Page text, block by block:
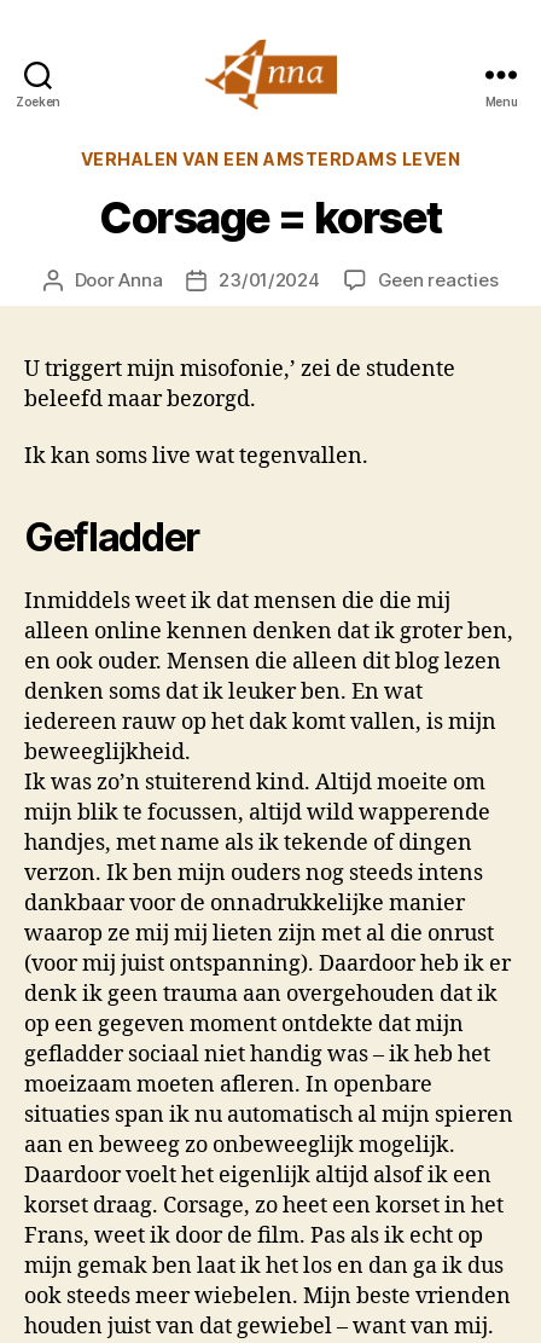
Zoeken
van
Menu
Categorieën
VERHALEN VAN EEN AMSTERDAMS LEVEN
Corsage = korset
Berichtauteur
DoorAnna Berichtdatum
23/01/2024 Geen reactiesop
U triggert mijn misofonie,’ zei de studente
beleefd maar bezorgd.
Ik kan soms live wat tegenvallen.
Gefladder
Inmiddels weet ik dat mensen die die mij
alleen online kennen denken dat ik groter ben,
en ook ouder. Mensen die alleen dit blog lezen
denken soms dat ik leuker ben. En wat
iedereen rauw op het dak komt vallen, is mijn
beweeglijkheid.
Ik was zo’n stuiterend kind. Altijd moeite om
mijn blik te focussen, altijd wild wapperende
handjes, met name als ik tekende of dingen
verzon. Ik ben mijn ouders nog steeds intens
dankbaar voor de onnadrukkelijke manier
waarop ze mij mij lieten zijn met al die onrust
(voor mij juist ontspanning). Daardoor heb ik er
denk ik geen trauma aan overgehouden dat ik
op een gegeven moment ontdekte dat mijn
gefladder sociaal niet handig was – ik heb het
moeizaam moeten afleren. In openbare
situaties span ik nu automatisch al mijn spieren
aan en beweeg zo onbeweeglijk mogelijk.
Daardoor voelt het eigenlijk altijd alsof ik een
korset draag. Corsage, zo heet een korset in het
Frans, weet ik door de film. Pas als ik echt op
mijn gemak ben laat ik het los en dan ga ik dus
ook steeds meer wiebelen. Mijn beste vrienden
houden juist van dat gewiebel – want van mij.